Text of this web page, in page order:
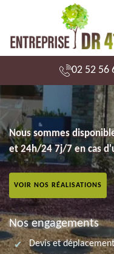
02 52 56
Nous sommes
et 24h/24 7j/7 en cas
VOIR NOS RÉALISATIONS
Nos engagements
Devis et